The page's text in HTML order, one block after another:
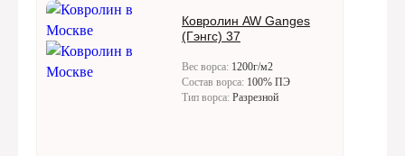
Ковролин AW Ganges
(Гэнгс) 37
Вес ворса: 1200г/м2
Состав ворса: 100% ПЭ
Тип ворса: Разрезной